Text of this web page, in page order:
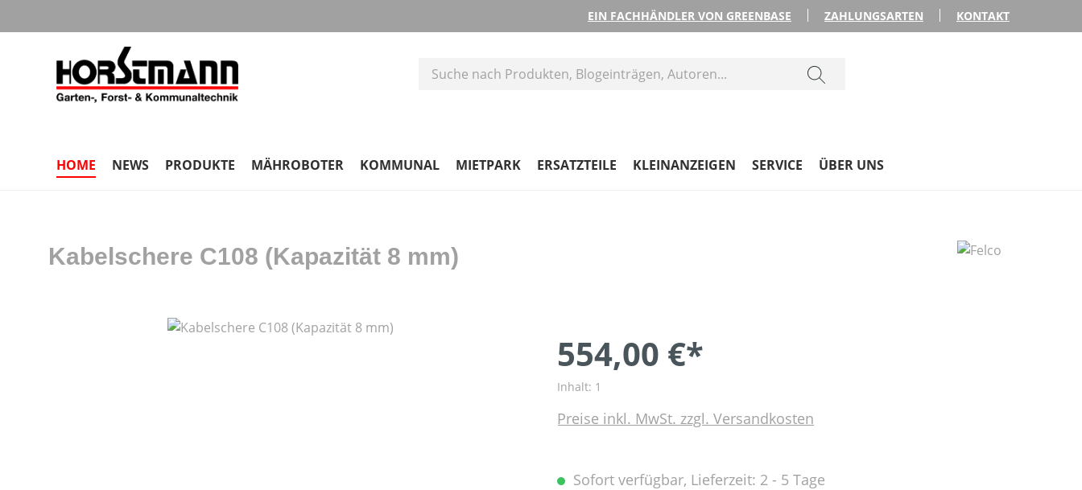
EIN FACHHÄNDLER VON GREENBASE ZAHLUNGSARTEN KONTAKT
HOME NEWS PRODUKTE MÄHROBOTER KOMMUNAL MIETPARK ERSATZTEILE KLEINANZEIGEN SERVICE ÜBER UNS
Kabelschere C108 (Kapazität 8 mm)
Bildergalerie überspringen
554,00 €*
Inhalt: 1
Preise inkl. MwSt. zzgl. Versandkosten
Sofort verfügbar, Lieferzeit: 2 - 5 Tage